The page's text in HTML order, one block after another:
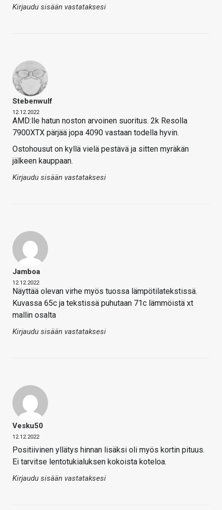
Kirjaudu sisään vastataksesi
Stebenwulf
12.12.2022
AMD:lle hatun noston arvoinen suoritus. 2k Resolla
7900XTX pärjää jopa 4090 vastaan todella hyvin.
Ostohousut on kyllä vielä pestävä ja sitten myräkän
jälkeen kauppaan.
Kirjaudu sisään vastataksesi
Jamboa
12.12.2022
Näyttää olevan virhe myös tuossa lämpötilatekstissä.
Kuvassa 65c ja tekstissä puhutaan 71c lämmöistä xt
mallin osalta
Kirjaudu sisään vastataksesi
Vesku50
12.12.2022
Positiivinen yllätys hinnan lisäksi oli myös kortin pituus.
Ei tarvitse lentotukialuksen kokoista koteloa.
Kirjaudu sisään vastataksesi